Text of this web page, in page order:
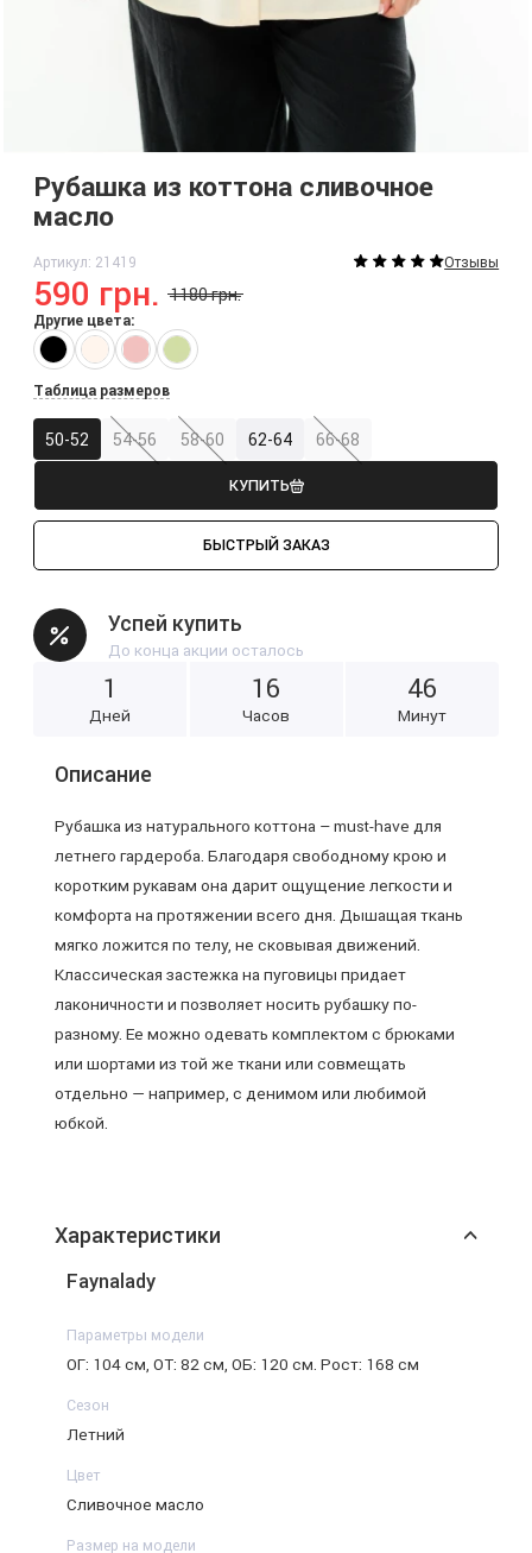
Рубашка из коттона сливочное
масло
Артикул: 21419 Отзывы
590 грн. 1180 грн.
КУПИТЬ
БЫСТРЫЙ ЗАКАЗ
Успей купить
До конца акции осталось
1
Дней
1 6
Часов
46
Минут
Другие цвета:
Таблица размеров
50-52 54-56 58-60 62-64 66-68
Описание
Рубашка из натурального коттона – must-have для
летнего гардероба. Благодаря свободному крою и
коротким рукавам она дарит ощущение легкости и
комфорта на протяжении всего дня. Дышащая ткань
мягко ложится по телу, не сковывая движений.
Классическая застежка на пуговицы придает
лаконичности и позволяет носить рубашку по-
разному. Ее можно одевать комплектом с брюками
или шортами из той же ткани или совмещать
отдельно — например, с денимом или любимой
юбкой.
Характеристики
Faynalady
Параметры модели
ОГ: 104 см, ОТ: 82 см, ОБ: 120 см. Рост: 168 см
Сезон
Летний
Цвет
Сливочное масло
Размер на модели